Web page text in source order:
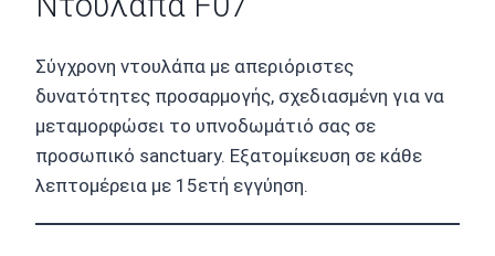
Σύγχρονη ντουλάπα με απεριόριστες
δυνατότητες προσαρμογής, σχεδιασμένη για να
μεταμορφώσει το υπνοδωμάτιό σας σε
προσωπικό sanctuary. Εξατομίκευση σε κάθε
λεπτομέρεια με 15ετή εγγύηση.